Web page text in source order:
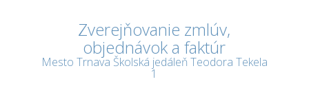
Zverejňovanie zmlúv,
objednávok a faktúr
Mesto Trnava Školská jedáleň Teodora Tekela
1